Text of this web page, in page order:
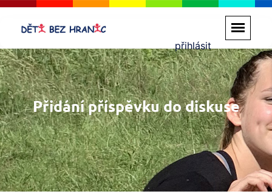
přihlásit
Přidání příspěvku do diskuse